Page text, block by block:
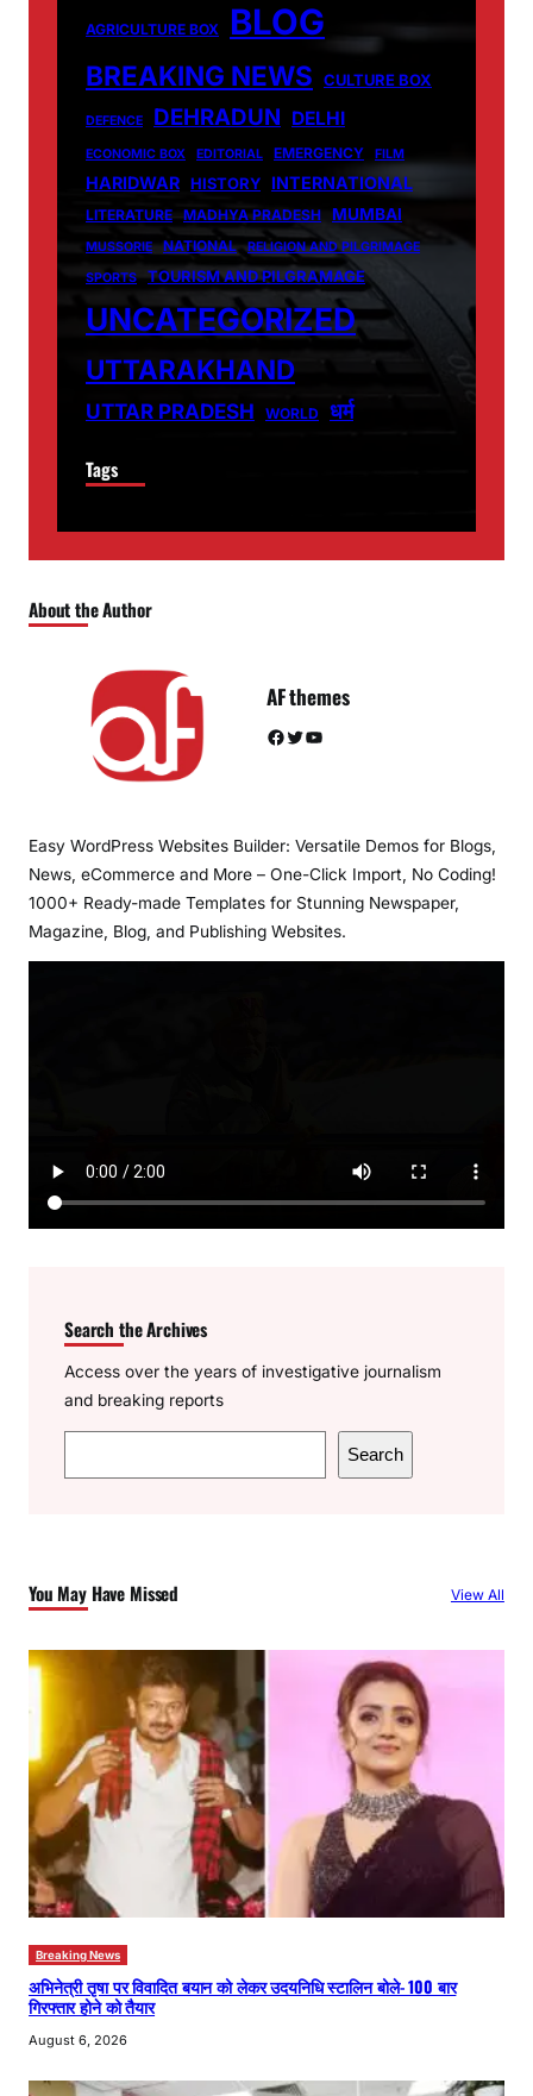
AGRICULTURE BOX BLOG
BREAKING NEWS CULTURE BOX
DEFENCE DEHRADUN DELHI
ECONOMIC BOX EDITORIAL EMERGENCY FILM
HARIDWAR HISTORY INTERNATIONAL
LITERATURE MADHYA PRADESH MUMBAI
MUSSORIE NATIONAL
RELIGION AND PILGRIMAGE
SPORTS
TOURISM AND PILGRAMAGE
UNCATEGORIZED
UTTARAKHAND
UTTAR PRADESH WORLD धर्म
Tags
About the Author
AF themes
Facebook Twitter YouTube
Easy WordPress Websites Builder: Versatile Demos for Blogs,
News, eCommerce and More – One-Click Import, No Coding!
1000+ Ready-made Templates for Stunning Newspaper,
Magazine, Blog, and Publishing Websites.
Search the Archives
Access over the years of investigative journalism
and breaking reports
e
h
Search
You May Have Missed View All
Breaking News
अभिनेत्री तृषा पर विवादित बयान को लेकर उदयनिधि स्टालिन बोले- 100 बार
गिरफ्तार होने को तैयार
August 6, 2026